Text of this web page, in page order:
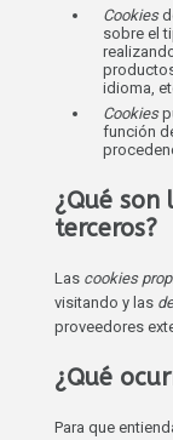
Cookies
sobre el
idioma,
Cookies
función
¿Qué son
terceros?
Las cookies
visitando y las
proveedores
¿Qué
Para que